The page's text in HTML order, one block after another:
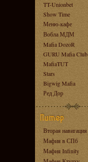
TT-Unionbet
Show Time
Меню-кафе
Вобла МДМ
Mafia DozoR
GURU Mafia Club
MafiaTUT
Stars
Bigwig Mafia
Ред Дор
Вторая навигация
Мафия в СПб
Мафия Infinity